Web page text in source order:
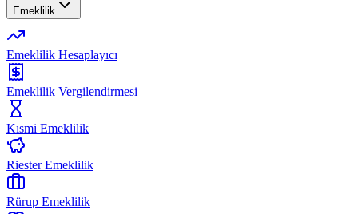
Emeklilik
Emeklilik Hesaplayıcı
Emeklilik Vergilendirmesi
Kısmi Emeklilik
Riester Emeklilik
Rürup Emeklilik